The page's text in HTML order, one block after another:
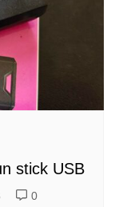
stick USB
0